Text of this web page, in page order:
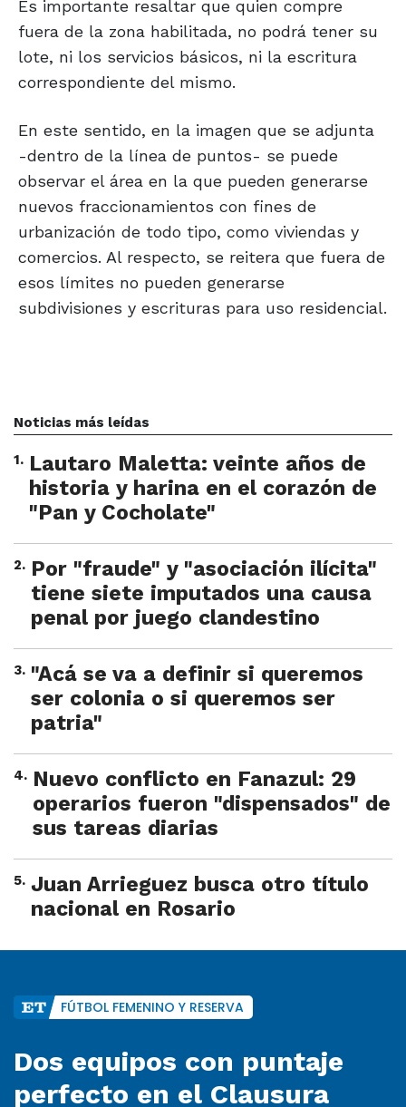
Es importante resaltar que quien compre
fuera de la zona habilitada, no podrá tener su
lote, ni los servicios básicos, ni la escritura
correspondiente del mismo.
En este sentido, en la imagen que se adjunta
-dentro de la línea de puntos- se puede
observar el área en la que pueden generarse
nuevos fraccionamientos con fines de
urbanización de todo tipo, como viviendas y
comercios. Al respecto, se reitera que fuera de
esos límites no pueden generarse
subdivisiones y escrituras para uso residencial.
Noticias más leídas
1. Lautaro Maletta: veinte años de
historia y harina en el corazón de
"Pan y Cocholate"
2. Por "fraude" y "asociación ilícita"
tiene siete imputados una causa
penal por juego clandestino
3. "Acá se va a definir si queremos
ser colonia o si queremos ser
patria"
4. Nuevo conflicto en Fanazul: 29
operarios fueron "dispensados" de
sus tareas diarias
5. Juan Arrieguez busca otro título
nacional en Rosario
FÚTBOL FEMENINO Y RESERVA
Dos equipos con puntaje
perfecto en el Clausura